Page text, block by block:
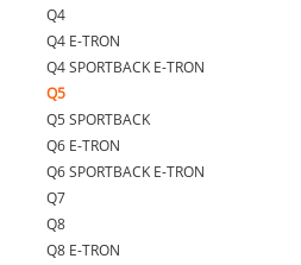
Q4
Q4 E-TRON
Q4 SPORTBACK E-TRON
Q5
Q5 SPORTBACK
Q6 E-TRON
Q6 SPORTBACK E-TRON
Q7
Q8
Q8 E-TRON